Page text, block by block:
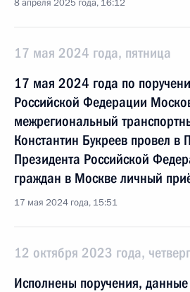
8 апреля 2025 года, 16:12
17 мая 2024 года, пятница
17 мая 2024 года по
Российской Федерации
межрегиональный
Константин Букреев провел в
Президента Российской
граждан в Москве личный
17 мая 2024 года, 15:51
12 октября 2023 года, четверг
Исполнены поручения, данные